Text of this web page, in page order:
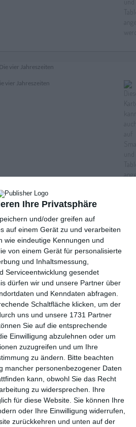
Ihre Privatsphäre
und/oder greifen auf
auf einem Gerät zu und verarbeiten
wie eindeutige Kennungen und
von einem Gerät für personalisierte
und Inhaltsmessung,
Serviceentwicklung gesendet
dürfen wir und unsere Partner über
und Kenndaten abfragen.
Schaltfläche klicken, um der
uns und unsere 1731 Partner
Sie auf die entsprechende
Einwilligung abzulehnen oder um
zuzugreifen und um Ihre
zu ändern.
Bitte beachten
mancher personenbezogener Daten
kann, obwohl Sie das Recht
zu widersprechen. Ihre
für diese Website. Sie können Ihre
oder Ihre Einwilligung widerrufen,
zurückkehren und unten auf der
vier Jahreszeiten